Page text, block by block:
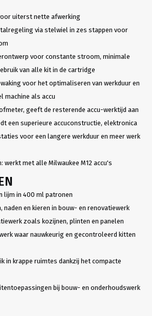
uiterst nette afwerking
via stelwiel in zes stappen voor
voor constante stroom, minimale
van alle kit in de cartridge
voor het optimaliseren van werkduur en
machine als accu
geeft de resterende accu-werktijd aan
een superieure accuconstructie, elektronica
voor een langere werkduur en meer werk
werkt met alle Milwaukee M12 accu's
lijm in 400 ml patronen
naden en kieren in bouw- en renovatiewerk
zoals kozijnen, plinten en panelen
waar nauwkeurig en gecontroleerd kitten
in krappe ruimtes dankzij het compacte
bij bouw- en onderhoudswerk